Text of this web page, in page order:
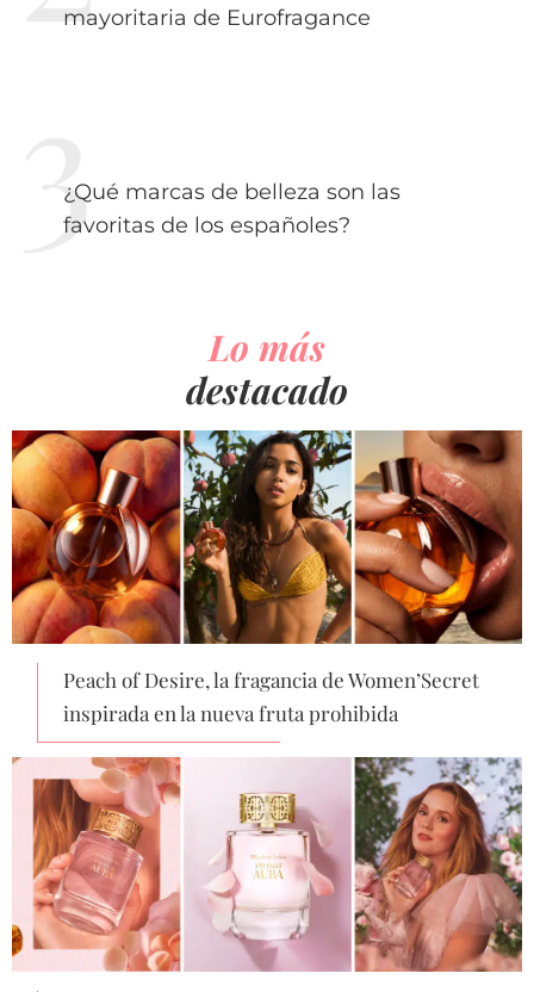
mayoritaria de Eurofragance
¿Qué marcas de belleza son las
favoritas de los españoles?
Lo más
destacado
Peach of Desire, la fragancia de Women’Secret
inspirada en la nueva fruta prohibida